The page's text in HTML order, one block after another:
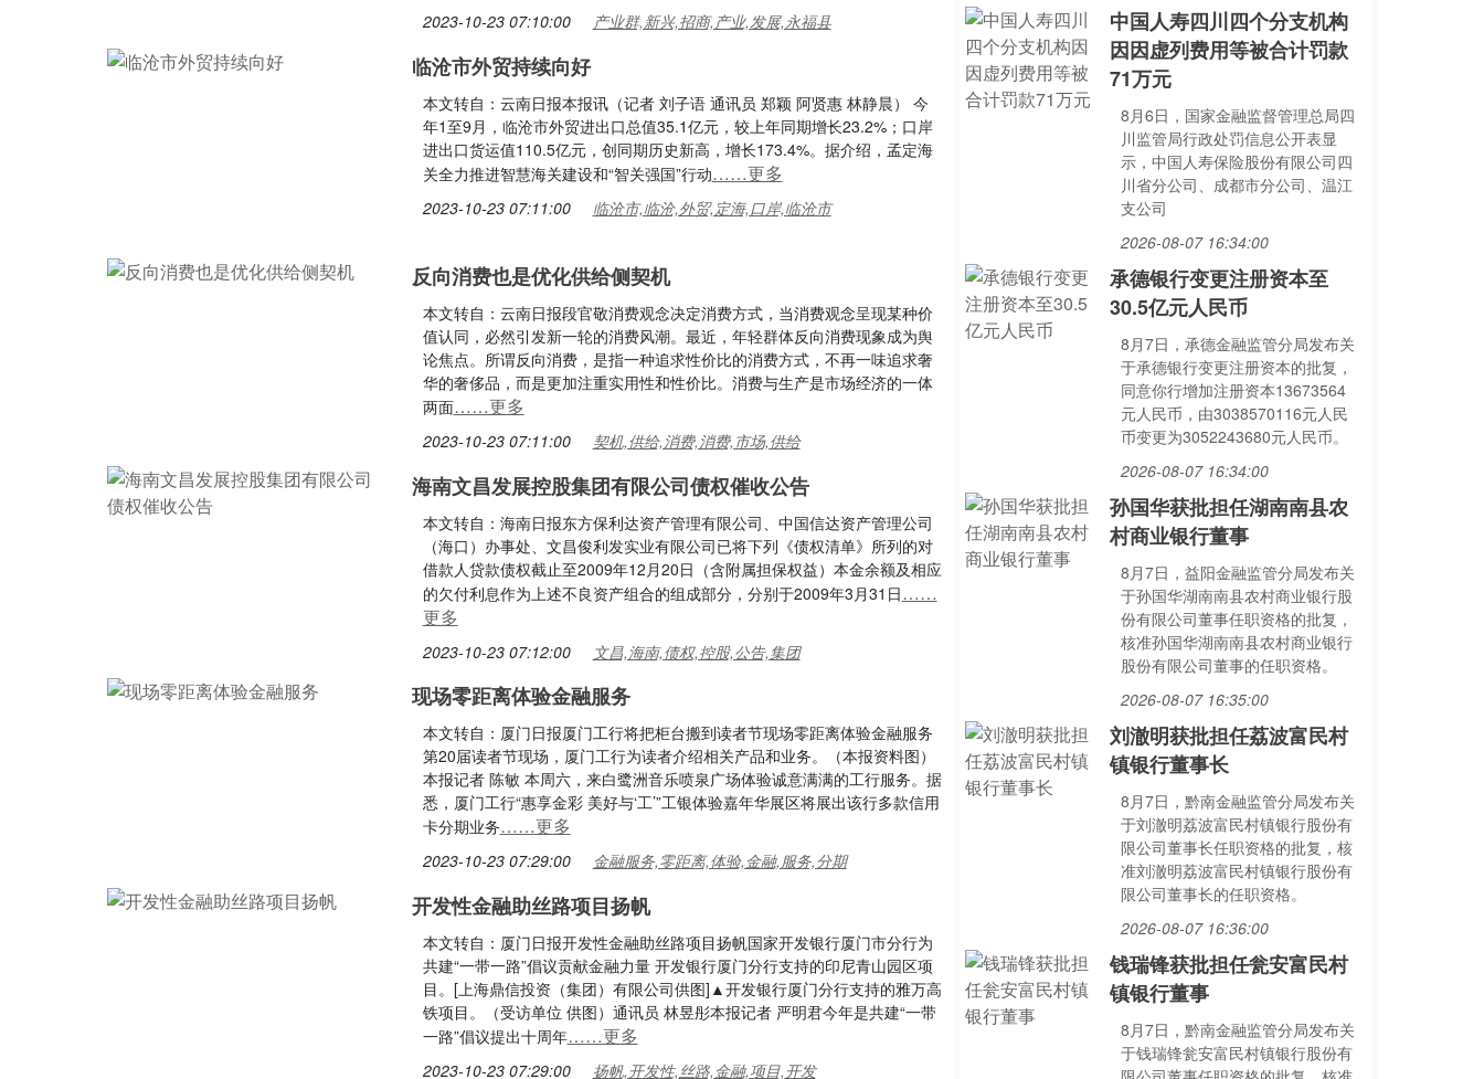
2023-10-23 07:10:00 产业群,新兴,招商,产业,发展,永福县
临沧市外贸持续向好
本文转自：云南日报本报讯（记者 刘子语 通讯员 郑颖 阿贤惠 林静晨） 今
年1至9月，临沧市外贸进出口总值35.1亿元，较上年同期增长23.2%；口岸
进出口货运值110.5亿元，创同期历史新高，增长173.4%。据介绍，孟定海
关全力推进智慧海关建设和“智关强国”行动……更多
2023-10-23 07:11:00 临沧市,临沧,外贸,定海,口岸,临沧市
反向消费也是优化供给侧契机
本文转自：云南日报段官敬消费观念决定消费方式，当消费观念呈现某种价
值认同，必然引发新一轮的消费风潮。最近，年轻群体反向消费现象成为舆
论焦点。所谓反向消费，是指一种追求性价比的消费方式，不再一味追求奢
华的奢侈品，而是更加注重实用性和性价比。消费与生产是市场经济的一体
两面……更多
2023-10-23 07:11:00 契机,供给,消费,消费,市场,供给
海南文昌发展控股集团有限公司债权催收公告
本文转自：海南日报东方保利达资产管理有限公司、中国信达资产管理公司
（海口）办事处、文昌俊利发实业有限公司已将下列《债权清单》所列的对
借款人贷款债权截止至2009年12月20日（含附属担保权益）本金余额及相应
的欠付利息作为上述不良资产组合的组成部分，分别于2009年3月31日……
更多
2023-10-23 07:12:00 文昌,海南,债权,控股,公告,集团
现场零距离体验金融服务
本文转自：厦门日报厦门工行将把柜台搬到读者节现场零距离体验金融服务
第20届读者节现场，厦门工行为读者介绍相关产品和业务。（本报资料图）
本报记者 陈敏 本周六，来白鹭洲音乐喷泉广场体验诚意满满的工行服务。据
悉，厦门工行“惠享金彩 美好与‘工’”工银体验嘉年华展区将展出该行多款信用
卡分期业务……更多
2023-10-23 07:29:00 金融服务,零距离,体验,金融,服务,分期
开发性金融助丝路项目扬帆
本文转自：厦门日报开发性金融助丝路项目扬帆国家开发银行厦门市分行为
共建“一带一路”倡议贡献金融力量 开发银行厦门分行支持的印尼青山园区项
目。[上海鼎信投资（集团）有限公司供图]▲开发银行厦门分行支持的雅万高
铁项目。（受访单位 供图）通讯员 林昱彤本报记者 严明君今年是共建“一带
一路”倡议提出十周年……更多
2023-10-23 07:29:00 扬帆,开发性,丝路,金融,项目,开发
中国人寿四川四个分支机构
因因虚列费用等被合计罚款
71万元
8月6日，国家金融监督管理总局四
川监管局行政处罚信息公开表显
示，中国人寿保险股份有限公司四
川省分公司、成都市分公司、温江
支公司
2026-08-07 16:34:00
承德银行变更注册资本至
30.5亿元人民币
8月7日，承德金融监管分局发布关
于承德银行变更注册资本的批复，
同意你行增加注册资本13673564
元人民币，由3038570116元人民
币变更为3052243680元人民币。
2026-08-07 16:34:00
孙国华获批担任湖南南县农
村商业银行董事
8月7日，益阳金融监管分局发布关
于孙国华湖南南县农村商业银行股
份有限公司董事任职资格的批复，
核准孙国华湖南南县农村商业银行
股份有限公司董事的任职资格。
2026-08-07 16:35:00
刘澈明获批担任荔波富民村
镇银行董事长
8月7日，黔南金融监管分局发布关
于刘澈明荔波富民村镇银行股份有
限公司董事长任职资格的批复，核
准刘澈明荔波富民村镇银行股份有
限公司董事长的任职资格。
2026-08-07 16:36:00
钱瑞锋获批担任瓮安富民村
镇银行董事
8月7日，黔南金融监管分局发布关
于钱瑞锋瓮安富民村镇银行股份有